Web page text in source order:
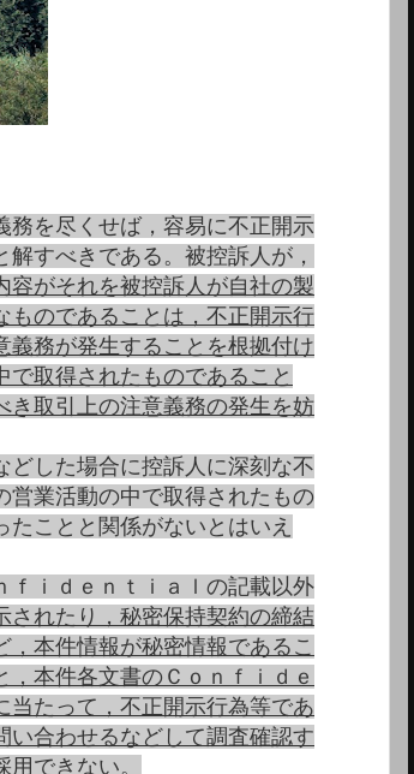
務を尽くせば，容易に不正開示
すべきである。被控訴人が，
容がそれを被控訴人が自社の製
ものであることは，不正開示行
義務が発生することを根拠付け
取得されたものであること
き取引上の注意義務の発生を妨
どした場合に控訴人に深刻な不
営業活動の中で取得されたもの
ことと関係がないとはいえ
ｆｉｄｅｎｔｉａｌの記載以外
されたり，秘密保持契約の締結
本件情報が秘密情報であるこ
本件各文書のＣｏｎｆｉｄｅ
当たって，不正開示行為等であ
い合わせるなどして調査確認す
できない。